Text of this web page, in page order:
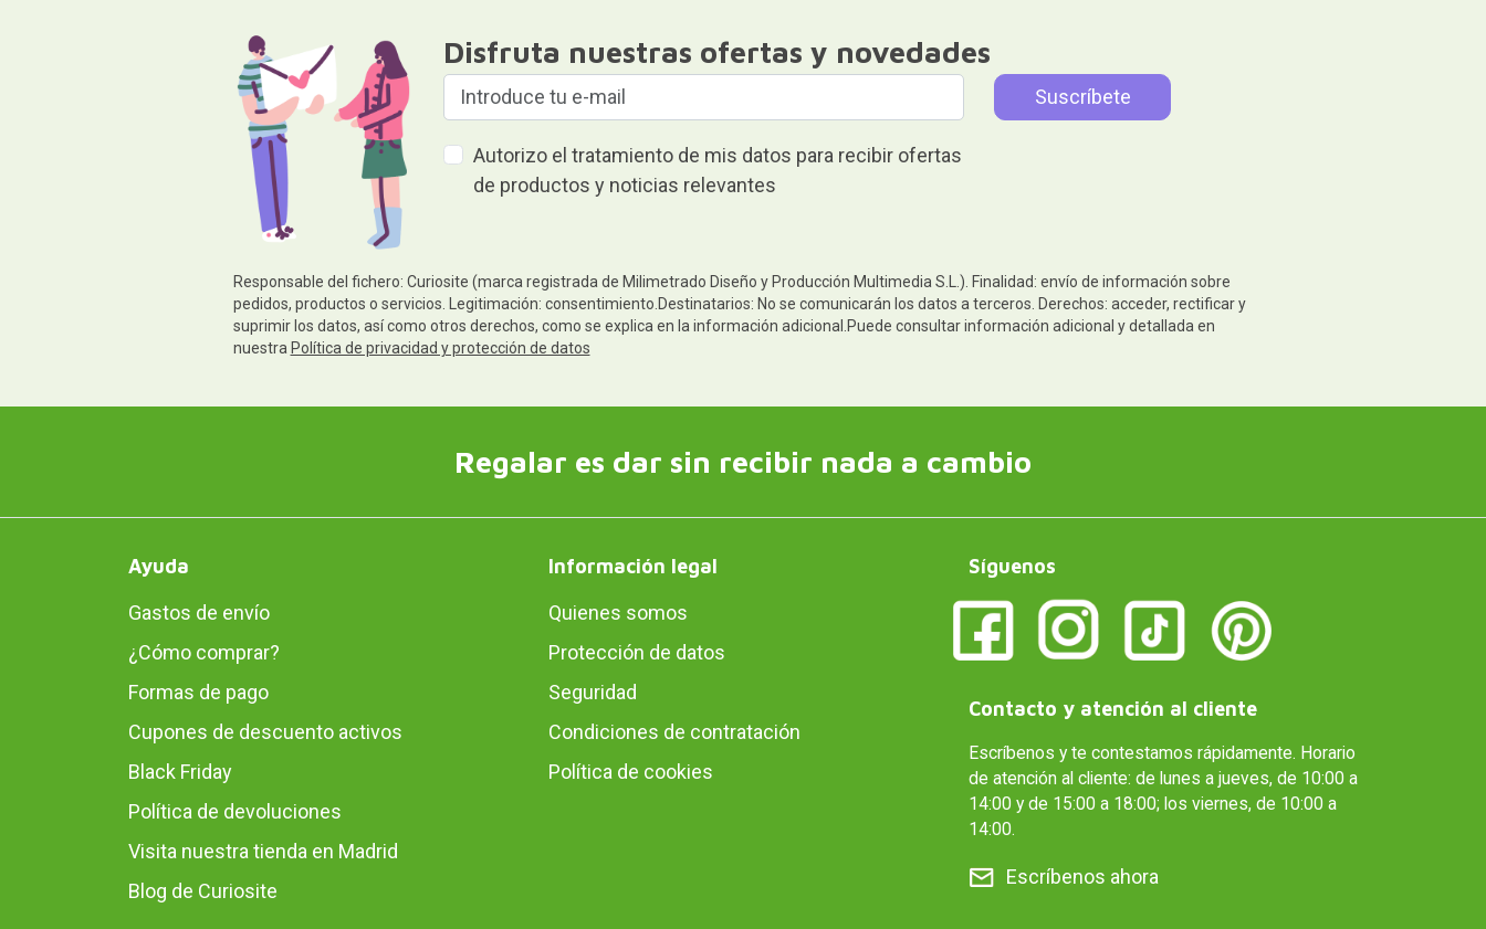
Disfruta nuestras ofertas y novedades
Autorizo el tratamiento de mis datos para recibir ofertas
de productos y noticias relevantes
Responsable del fichero: Curiosite (marca registrada de Milimetrado Diseño y Producción Multimedia S.L.). Finalidad: envío de información sobre
pedidos, productos o servicios. Legitimación: consentimiento.Destinatarios: No se comunicarán los datos a terceros. Derechos: acceder, rectificar y
suprimir los datos, así como otros derechos, como se explica en la información adicional.Puede consultar información adicional y detallada en
nuestra Política de privacidad y protección de datos
Regalar es dar sin recibir nada a cambio
Ayuda
Gastos de envío
¿Cómo comprar?
Formas de pago
Cupones de descuento activos
Black Friday
Política de devoluciones
Visita nuestra tienda en Madrid
Blog de Curiosite
Información legal
Quienes somos
Protección de datos
Seguridad
Condiciones de contratación
Política de cookies
Síguenos
Contacto y atención al cliente
Escríbenos y te contestamos rápidamente. Horario
de atención al cliente: de lunes a jueves, de 10:00 a
14:00 y de 15:00 a 18:00; los viernes, de 10:00 a
14:00.
Escríbenos ahora